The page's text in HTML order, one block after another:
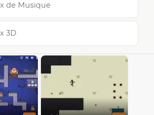
de Musique
3D